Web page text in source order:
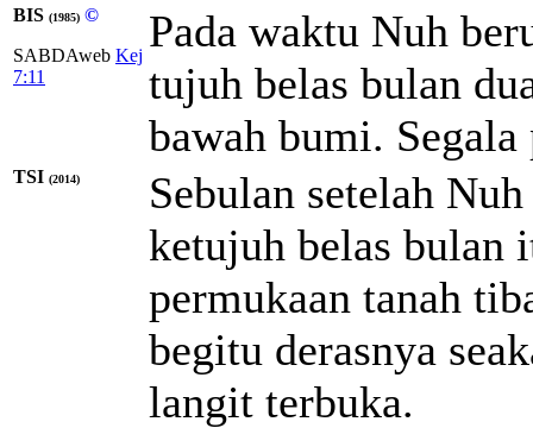
BIS (1985) ©
SABDAweb Kej
7:11
Pada waktu Nuh
tujuh belas bulan
bawah bumi.
TSI (2014)
Sebulan setelah
ketujuh belas bulan
permukaan tanah
begitu derasnya
langit terbuka.